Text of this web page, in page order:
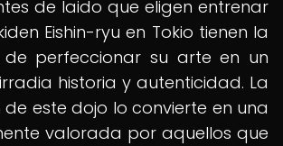
de Iaido que eligen entrenar
Eishin-ryu en Tokio tienen la
perfeccionar su arte en un
historia y autenticidad. La
este dojo lo convierte en una
valorada por aquellos que